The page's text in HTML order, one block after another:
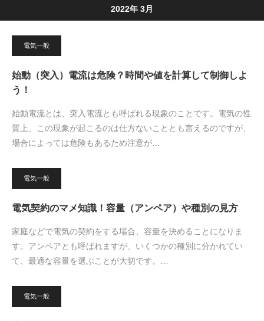
2022年 3月
電気一般
始動（突入）電流は危険？時間や値を計算して制御しよ
う！
始動電流とは、突入電流とも呼ばれる現象のことです。電気の性
質上、この現象が起こるのは仕方ないこととも言えるのですが、
場合によっては危険もあるため注意が…
電気一般
電気契約のマメ知識！容量（アンペア）や種別の見方
家庭などで電気の契約をする場合、容量を決めることになりま
す。アンペアとも呼ばれますが、いくつかの種別に分かれてい
て、最適な容量を選ぶことが大切です。…
電気一般